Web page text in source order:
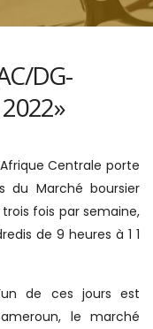
DG-
Centrale porte
du Marché boursier
fois par semaine,
de 9 heures à 1 1
de ces jours est
le marché